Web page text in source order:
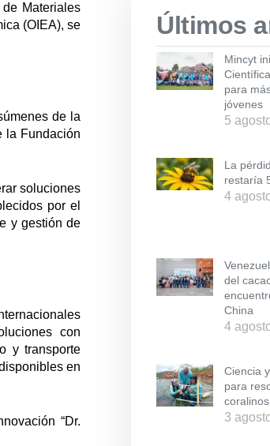
Materiales
(OIEA), se
de la
la Fundación
soluciones
por el
y gestión de
con
y transporte
en
“Dr.
Últimos
Mincyt
para
jóvenes
5
La
restaría
4
del
China
4
Ciencia
para
3